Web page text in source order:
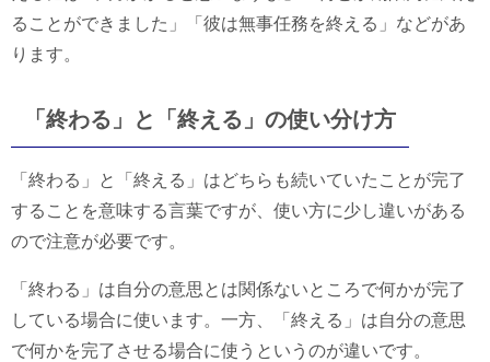
ることができました」「彼は無事任務を終える」などがあ
ります。
「終わる」と「終える」の使い分け方
「終わる」と「終える」はどちらも続いていたことが完了
することを意味する言葉ですが、使い方に少し違いがある
ので注意が必要です。
「終わる」は自分の意思とは関係ないところで何かが完了
している場合に使います。一方、「終える」は自分の意思
で何かを完了させる場合に使うというのが違いです。